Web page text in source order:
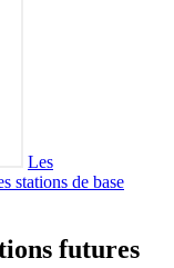
Les
stations de base
futures